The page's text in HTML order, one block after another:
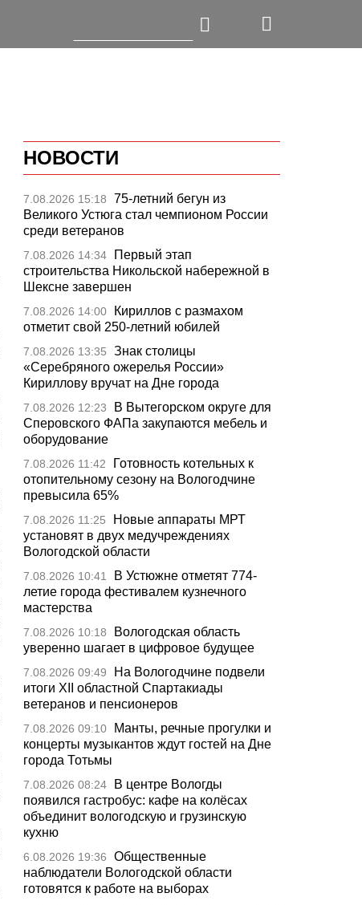
НОВОСТИ
7.08.2026 15:18
75-летний бегун из
Великого Устюга стал чемпионом России
среди ветеранов
7.08.2026 14:34
Первый этап
строительства Никольской набережной в
Шексне завершен
7.08.2026 14:00
Кириллов с размахом
отметит свой 250-летний юбилей
7.08.2026 13:35
Знак столицы
«Серебряного ожерелья России»
Кириллову вручат на Дне города
7.08.2026 12:23
В Вытегорском округе для
Сперовского ФАПа закупаются мебель и
оборудование
7.08.2026 11:42
Готовность котельных к
отопительному сезону на Вологодчине
превысила 65%
7.08.2026 11:25
Новые аппараты МРТ
установят в двух медучреждениях
Вологодской области
7.08.2026 10:41
В Устюжне отметят 774-
летие города фестивалем кузнечного
мастерства
7.08.2026 10:18
Вологодская область
уверенно шагает в цифровое будущее
7.08.2026 09:49
На Вологодчине подвели
итоги XII областной Спартакиады
ветеранов и пенсионеров
7.08.2026 09:10
Манты, речные прогулки и
концерты музыкантов ждут гостей на Дне
города Тотьмы
7.08.2026 08:24
В центре Вологды
появился гастробус: кафе на колёсах
объединит вологодскую и грузинскую
кухню
6.08.2026 19:36
Общественные
наблюдатели Вологодской области
готовятся к работе на выборах